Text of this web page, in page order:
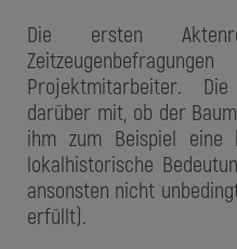
Die ersten
Projektmitarbeiter.
darüber mit, ob der
ihm zum Beispiel eine
lokalhistorische
ansonsten nicht
erfüllt).